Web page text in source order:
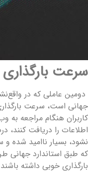
سرعت بارگذاری
دومین عاملی که در
جهانی است، سرعت
کاربران هنگام مراجعه
نشود، بسیار ناامید شده
که طبق استاندارد جهانی
بارگذاری خوبی داشته